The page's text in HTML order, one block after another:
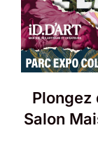
Plongez
Salon